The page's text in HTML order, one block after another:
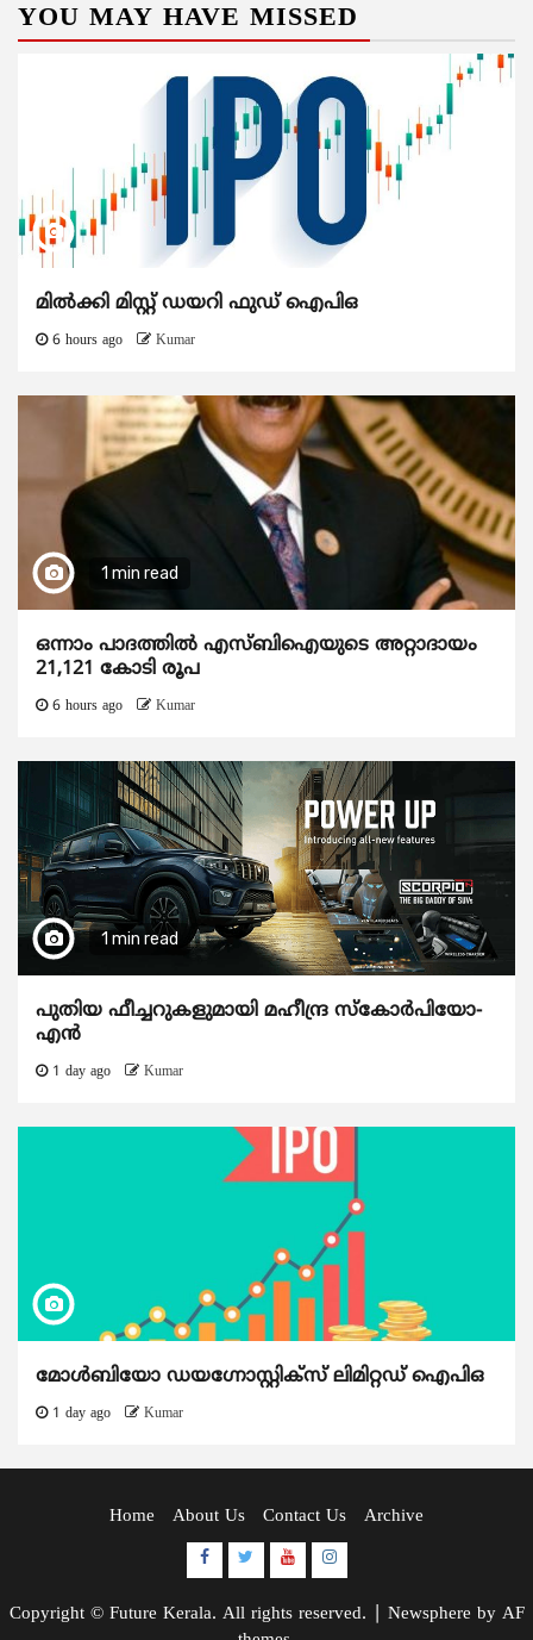
YOU MAY HAVE MISSED
മിൽക്കി മിസ്റ്റ് ഡയറി ഫുഡ് ഐപിഒ
6 hours ago Kumar
1 min read
ഒന്നാം പാദത്തിൽ എസ്ബിഐയുടെ അറ്റാദായം
21,121 കോടി രൂപ
6 hours ago Kumar
1 min read
പുതിയ ഫീച്ചറുകളുമായി മഹീന്ദ്ര സ്കോർപിയോ-
എൻ
1 day ago Kumar
മോൾബിയോ ഡയഗ്നോസ്റ്റിക്സ് ലിമിറ്റഡ് ഐപിഒ
1 day ago Kumar
Home About Us Contact Us Archive
Facebook
TwitterYoutubeInstagram
Copyright © Future Kerala. All rights reserved. Newsphere by AF